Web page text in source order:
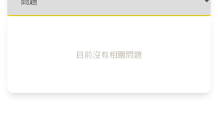
目前沒有相關問題